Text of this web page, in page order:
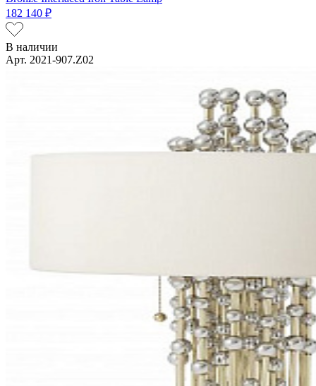
182 140 ₽
В наличии
Арт. 2021-907.Z02